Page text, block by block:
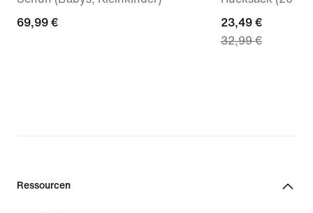
69,99 €
69,99 €
current
price
23,49 €
32,99 €
Ressourcen